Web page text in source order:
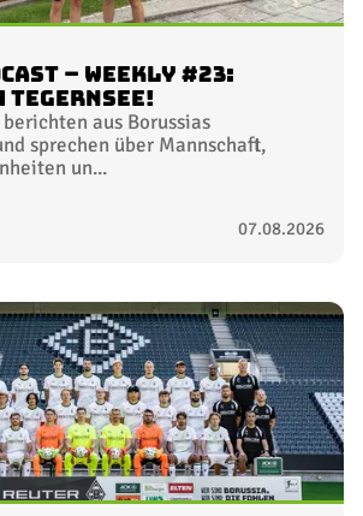
– Weekly #23:
Tegernsee!
aus Borussias
sprechen über Mannschaft,
un...
07.08.2026